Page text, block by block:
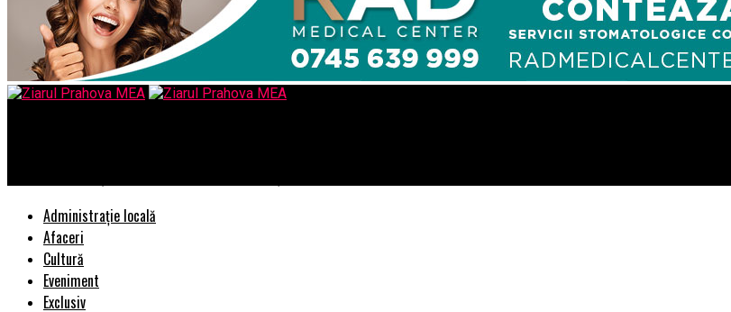
Administrație locală
Afaceri
Cultură
Eveniment
Exclusiv